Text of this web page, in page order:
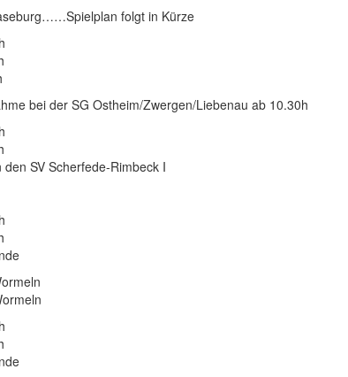
folgt in Kürze
bei der SG Ostheim/Zwergen/Liebenau ab 10.30h
SV Scherfede-Rimbeck I